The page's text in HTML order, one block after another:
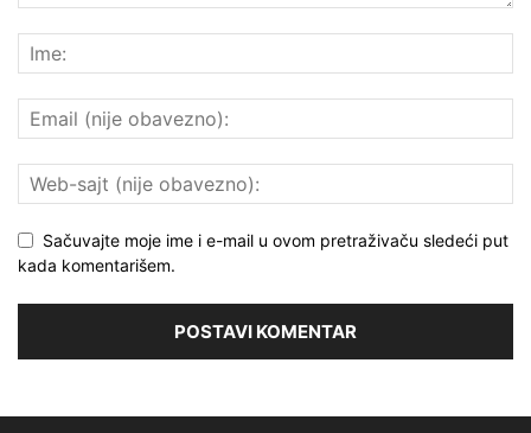
Sačuvajte moje ime i e-mail u ovom pretraživaču sledeći put
kada komentarišem.